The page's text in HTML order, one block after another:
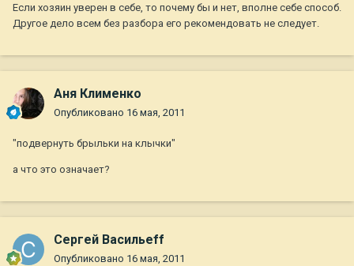
Если хозяин уверен в себе, то почему бы и нет, вполне себе способ.
Другое дело всем без разбора его рекомендовать не следует.
Аня Клименко
Опубликовано 16 мая, 2011
"подвернуть брыльки на клычки"
а что это означает?
Сергей Васильеff
Опубликовано 16 мая, 2011